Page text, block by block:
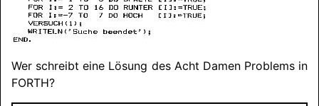
Wer schreibt eine Lösung des Acht Damen Problems in
FORTH?